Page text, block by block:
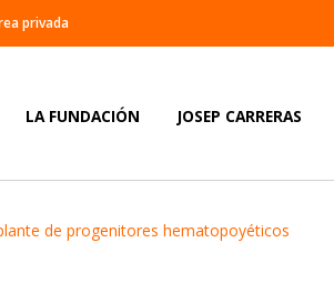
privada
LA FUNDACIÓN JOSEP CARRERAS
de progenitores hematopoyéticos